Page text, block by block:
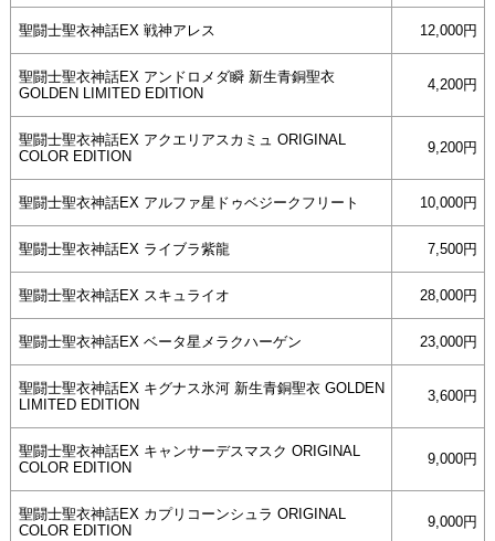
聖闘士聖衣神話EX 戦神アレス 12,000円
聖闘士聖衣神話EX アンドロメダ瞬 新生青銅聖衣
GOLDEN LIMITED EDITION
4,200円
聖闘士聖衣神話EX アクエリアスカミュ ORIGINAL
COLOR EDITION
9,200円
聖闘士聖衣神話EX アルファ星ドゥベジークフリート 10,000円
聖闘士聖衣神話EX ライブラ紫龍 7,500円
聖闘士聖衣神話EX スキュライオ 28,000円
聖闘士聖衣神話EX ベータ星メラクハーゲン 23,000円
聖闘士聖衣神話EX キグナス氷河 新生青銅聖衣 GOLDEN
LIMITED EDITION
3,600円
聖闘士聖衣神話EX キャンサーデスマスク ORIGINAL
COLOR EDITION
9,000円
聖闘士聖衣神話EX カプリコーンシュラ ORIGINAL
COLOR EDITION
9,000円